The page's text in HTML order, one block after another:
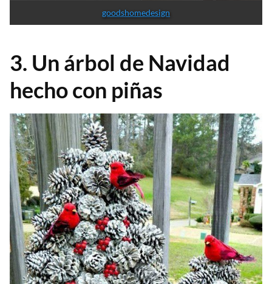
goodshomedesign
3. Un árbol de Navidad
hecho con piñas